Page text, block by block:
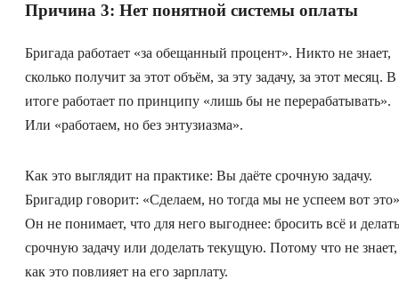
Причина 3: Нет понятной системы оплаты
Бригада работает «за обещанный процент». Никто не знает,
сколько получит за этот объём, за эту задачу, за этот месяц. В
итоге работает по принципу «лишь бы не перерабатывать».
Или «работаем, но без энтузиазма».
Как это выглядит на практике: Вы даёте срочную задачу.
Бригадир говорит: «Сделаем, но тогда мы не успеем вот
Он не понимает, что для него выгоднее: бросить всё и делать
срочную задачу или доделать текущую. Потому что не знает,
как это повлияет на его зарплату.